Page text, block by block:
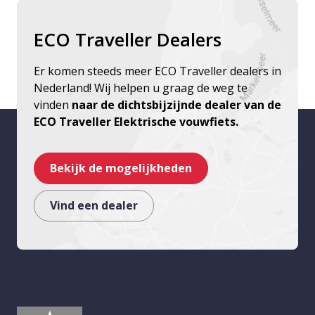
ECO Traveller Dealers
Er komen steeds meer ECO Traveller dealers in
Nederland! Wij helpen u graag de weg te
vinden naar de dichtsbijzijnde dealer van de
ECO Traveller Elektrische vouwfiets.
Bekijk de mogelijkheden
Vind een dealer